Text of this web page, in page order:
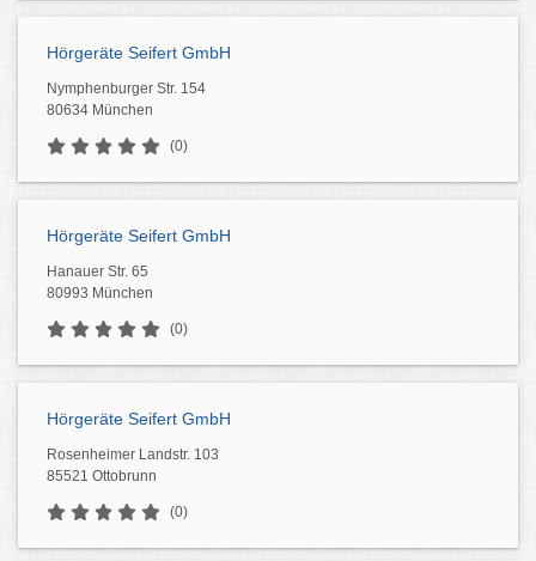
Hörgeräte Seifert GmbH
Nymphenburger Str. 154
80634 München
(0)
Hörgeräte Seifert GmbH
Hanauer Str. 65
80993 München
(0)
Hörgeräte Seifert GmbH
Rosenheimer Landstr. 103
85521 Ottobrunn
(0)